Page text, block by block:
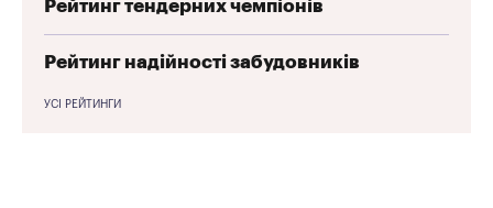
Рейтинг тендерних чемпіонів
Рейтинг надійності забудовників
УСІ РЕЙТИНГИ